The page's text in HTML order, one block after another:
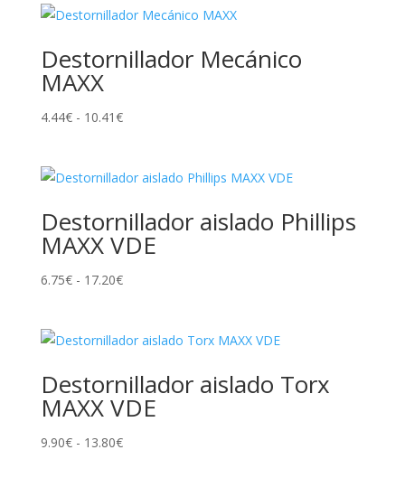
Destornillador Mecánico
MAXX
4.44€ - 10.41€Rango
desde
4.44€
hasta
10.41€
Destornillador aislado Phillips
MAXX VDE
6.75€ - 17.20€Rango
desde
6.75€
hasta
17.20€
Destornillador aislado Torx
MAXX VDE
9.90€ - 13.80€Rango